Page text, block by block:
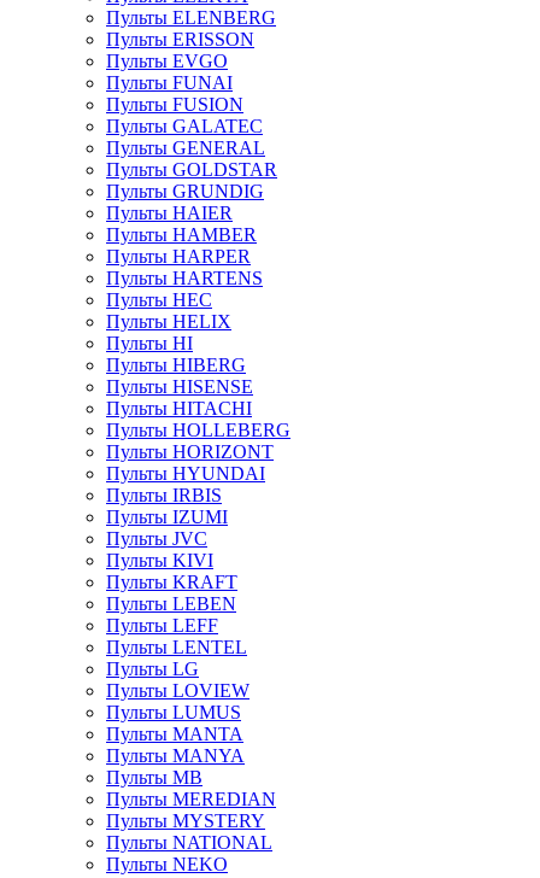
Пульты ELENBERG
Пульты ERISSON
Пульты EVGO
Пульты FUNAI
Пульты FUSION
Пульты GALATEC
Пульты GENERAL
Пульты GOLDSTAR
Пульты GRUNDIG
Пульты HAIER
Пульты HAMBER
Пульты HARPER
Пульты HARTENS
Пульты HEC
Пульты HELIX
Пульты HI
Пульты HIBERG
Пульты HISENSE
Пульты HITACHI
Пульты HOLLEBERG
Пульты HORIZONT
Пульты HYUNDAI
Пульты IRBIS
Пульты IZUMI
Пульты JVC
Пульты KIVI
Пульты KRAFT
Пульты LEBEN
Пульты LEFF
Пульты LENTEL
Пульты LG
Пульты LOVIEW
Пульты LUMUS
Пульты MANTA
Пульты MANYA
Пульты MB
Пульты MEREDIAN
Пульты MYSTERY
Пульты NATIONAL
Пульты NEKO